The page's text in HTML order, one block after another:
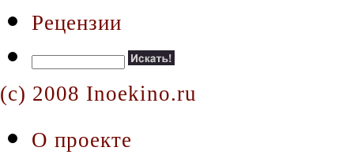
Рецензии
(c) 2008 Inoekino.ru
О проекте